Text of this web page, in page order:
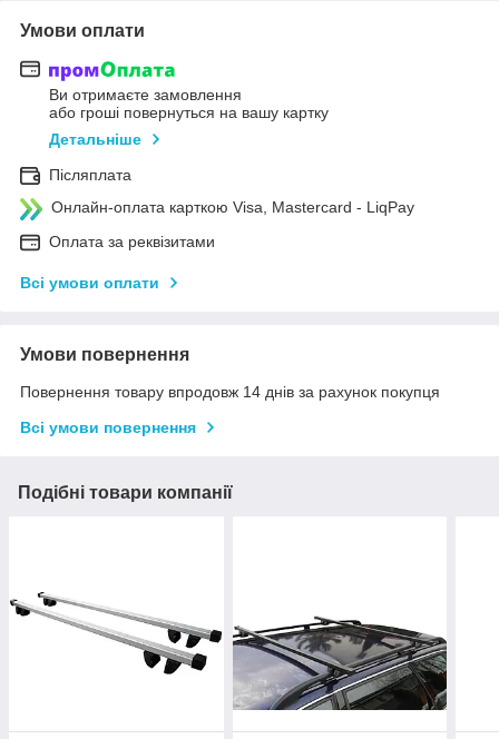
Умови оплати
Ви отримаєте замовлення
або гроші повернуться на вашу картку
Детальніше
Післяплата
Онлайн-оплата карткою Visa, Mastercard - LiqPay
Оплата за реквізитами
Всі умови оплати
Умови повернення
Повернення товару впродовж 14 днів за рахунок покупця
Всі умови повернення
Подібні товари компанії